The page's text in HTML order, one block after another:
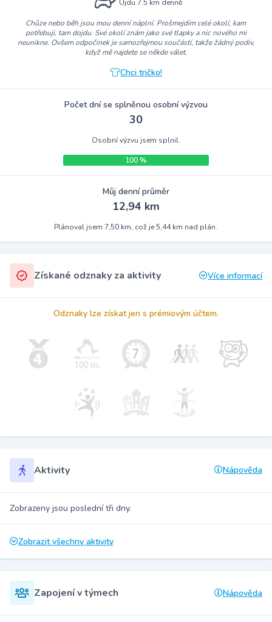
Ujdu 7.5 km denně
Chůze nebo běh jsou mou denní náplní. Prošmejdím celé okolí, kam
potřebuji, tam dojdu. Své okolí znám jako své tlapky a nic nového mi
neunikne. Ovšem odpočinek je samozřejmou součástí, takže žádný podiv,
když mě najdete se někde válet.
Chci tričko!
Počet dní se splněnou osobní výzvou
30
Osobní výzvu jsem splnil.
100 %
Můj denní průměr
12,94 km
Plánoval jsem 7,50 km, což je 5,44 km nad plán.
Získané odznaky za aktivity Více informací
Odznaky lze získat jen s prémiovým účtem.
Aktivity Nápověda
Zobrazeny jsou poslední tři dny.
Zobrazit všechny aktivity
Zapojení v týmech Nápověda